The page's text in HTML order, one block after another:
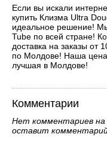
Если вы искали
купить Клизма Ultra
идеальное решение!
Tube по всей стране!
доставка на заказы от
по Молдове! Наша
лучшая в Молдове!
Комментарии
Нет комментариев
оставит